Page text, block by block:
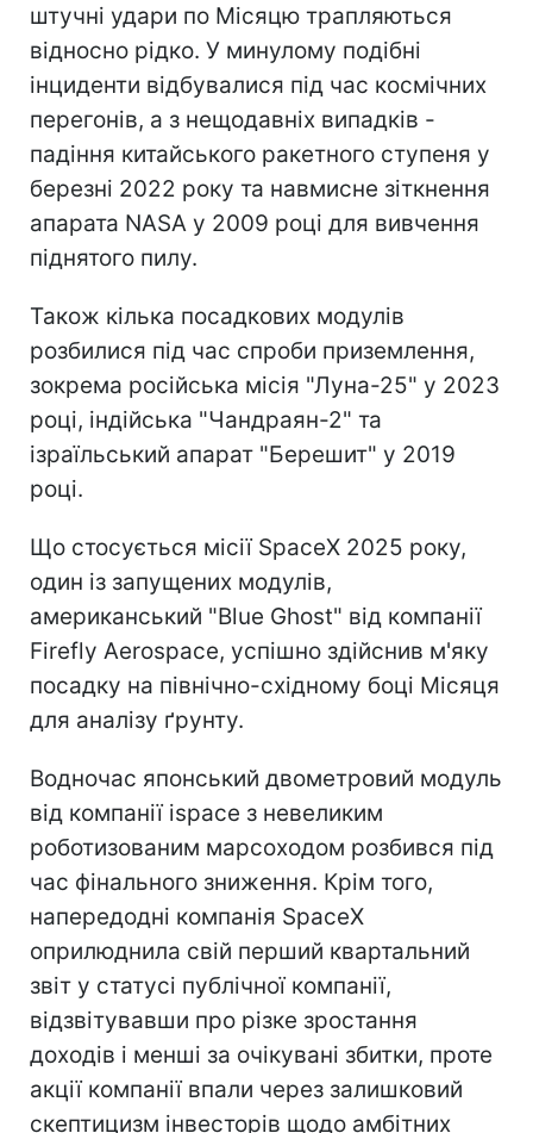
штучні удари по Місяцю трапляються
відносно рідко. У минулому подібні
інциденти відбувалися під час космічних
перегонів, а з нещодавніх випадків -
падіння китайського ракетного ступеня у
березні 2022 року та навмисне зіткнення
апарата NASA у 2009 році для вивчення
піднятого пилу.
Також кілька посадкових модулів
розбилися під час спроби приземлення,
зокрема російська місія "Луна-25" у 2023
році, індійська "Чандраян-2" та
ізраїльський апарат "Берешит" у 2019
році.
Що стосується місії SpaceX 2025 року,
один із запущених модулів,
американський "Blue Ghost" від компанії
Firefly Aerospace, успішно здійснив м'яку
посадку на північно-східному боці Місяця
для аналізу ґрунту.
Водночас японський двометровий модуль
від компанії ispace з невеликим
роботизованим марсоходом розбився під
час фінального зниження. Крім того,
напередодні компанія SpaceX
оприлюднила свій перший квартальний
звіт у статусі публічної компанії,
відзвітувавши про різке зростання
доходів і менші за очікувані збитки, проте
акції компанії впали через залишковий
скептицизм інвесторів щодо амбітних